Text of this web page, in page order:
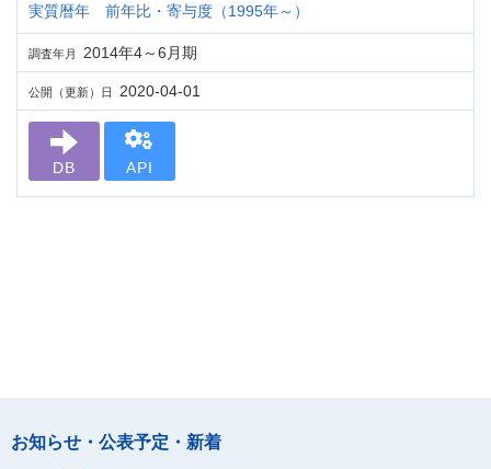
実質暦年 前年比・寄与度（1995年～）
調査年月 2014年4～6月期
公開（更新）日 2020-04-01
DB API
お知らせ・公表予定・新着